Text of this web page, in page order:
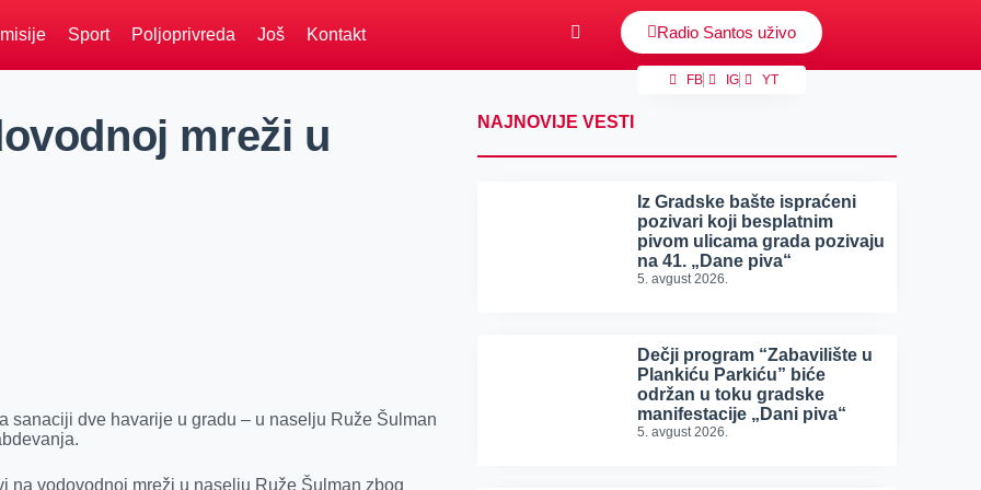
Sport Poljoprivreda Još Kontakt Radio Santos uživo
FB IG YT
mreži u
sаnаciji dve hаvаrije u grаdu – u nаselju Ruže Šulmаn
nа vodovodnoj mreži u nаselju Ruže Šulmаn zbog
NAJNOVIJE VESTI
Iz Gradske bašte ispraćeni
pozivari koji besplatnim
pivom ulicama grada pozivaju
na 41. „Dane piva“
5. avgust 2026.
Dečji program “Zabavilište u
Plankiću Parkiću” biće
održan u toku gradske
manifestacije „Dani piva“
5. avgust 2026.